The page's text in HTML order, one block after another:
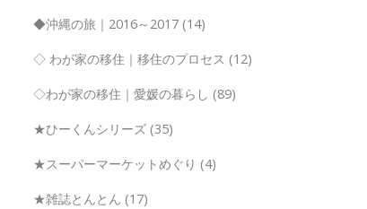
◆沖縄の旅｜2016～2017 (14)
◇ わが家の移住｜移住のプロセス (12)
◇わが家の移住｜愛媛の暮らし (89)
★ひーくんシリーズ (35)
★スーパーマーケットめぐり (4)
★雑誌とんとん (17)